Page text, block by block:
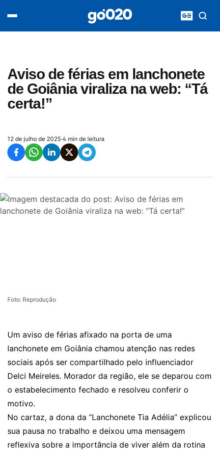
Aviso de férias em lanchonete
de Goiânia viraliza na web: “Tá
certa!”
12 de julho de 2025·4 min de leitura
Foto: Reprodução
Um aviso de férias afixado na porta de uma
lanchonete em Goiânia chamou atenção nas redes
sociais após ser compartilhado pelo influenciador
Delci Meireles. Morador da região, ele se deparou com
o estabelecimento fechado e resolveu conferir o
motivo.
No cartaz, a dona da “Lanchonete Tia Adélia” explicou
sua pausa no trabalho e deixou uma mensagem
reflexiva sobre a importância de viver além da rotina
acontece agora
entretenimento
vídeos
pod020